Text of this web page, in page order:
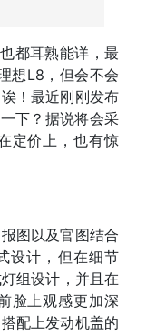
都耳熟能详，最
想L8，但会不会
！最近刚刚发布
下？据说将会采
定价上，也有惊
图以及官图结合
设计，但在细节
组设计，并且在
脸上观感更加深
配上发动机盖的